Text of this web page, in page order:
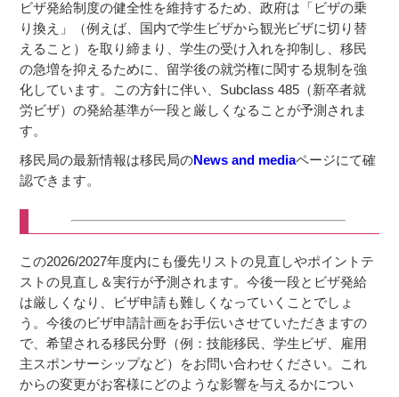
ビザ発給制度の健全性を維持するため、政府は「ビザの乗
り換え」（例えば、国内で学生ビザから観光ビザに切り替
えること）を取り締まり、学生の受け入れを抑制し、移民
の急増を抑えるために、留学後の就労権に関する規制を強
化しています。この方針に伴い、Subclass 485（新卒者就
労ビザ）の発給基準が一段と厳しくなることが予測されま
す。
移民局の最新情報は移民局のNews and mediaページにて確
認できます。
この2026/2027年度内にも優先リストの見直しやポイントテ
ストの見直し＆実行が予測されます。今後一段とビザ発給
は厳しくなり、ビザ申請も難しくなっていくことでしょ
う。今後のビザ申請計画をお手伝いさせていただきますの
で、希望される移民分野（例：技能移民、学生ビザ、雇用
主スポンサーシップなど）をお問い合わせください。これ
からの変更がお客様にどのような影響を与えるかについ